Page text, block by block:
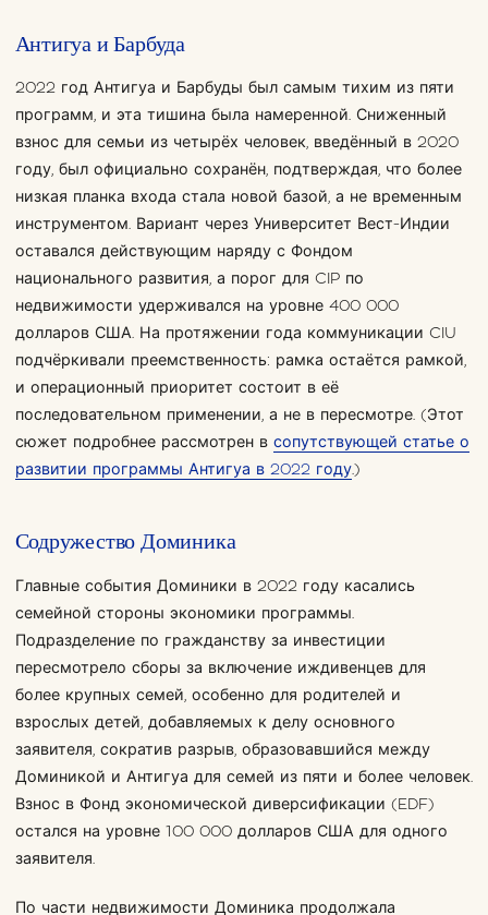
Антигуа и Барбуда
2022 год Антигуа и Барбуды был самым тихим из пяти
программ, и эта тишина была намеренной. Сниженный
взнос для семьи из четырёх человек, введённый в 2020
году, был официально сохранён, подтверждая, что более
низкая планка входа стала новой базой, а не временным
инструментом. Вариант через Университет Вест-Индии
оставался действующим наряду с Фондом
национального развития, а порог для CIP по
недвижимости удерживался на уровне 400 000
долларов США. На протяжении года коммуникации CIU
подчёркивали преемственность: рамка остаётся рамкой,
и операционный приоритет состоит в её
последовательном применении, а не в пересмотре. (Этот
сюжет подробнее рассмотрен в сопутствующей статье о
развитии программы Антигуа в 2022 году.)
Содружество Доминика
Главные события Доминики в 2022 году касались
семейной стороны экономики программы.
Подразделение по гражданству за инвестиции
пересмотрело сборы за включение иждивенцев для
более крупных семей, особенно для родителей и
взрослых детей, добавляемых к делу основного
заявителя, сократив разрыв, образовавшийся между
Доминикой и Антигуа для семей из пяти и более человек.
Взнос в Фонд экономической диверсификации (EDF)
остался на уровне 100 000 долларов США для одного
заявителя.
По части недвижимости Доминика продолжала